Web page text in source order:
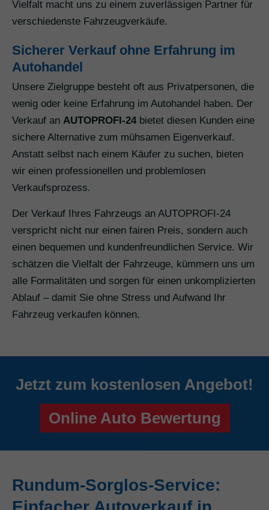
Vielfalt macht uns zu einem zuverlässigen Partner für
verschiedenste Fahrzeugverkäufe.
Sicherer Verkauf ohne Erfahrung im
Autohandel
Unsere Zielgruppe besteht oft aus Privatpersonen, die
wenig oder keine Erfahrung im Autohandel haben. Der
Verkauf an AUTOPROFI-24bietet diesen Kunden eine
sichere Alternative zum mühsamen Eigenverkauf.
Anstatt selbst nach einem Käufer zu suchen, bieten
wir einen professionellen und problemlosen
Verkaufsprozess.
Der Verkauf Ihres Fahrzeugs an AUTOPROFI-24
verspricht nicht nur einen fairen Preis, sondern auch
einen bequemen und kundenfreundlichen Service. Wir
schätzen die Vielfalt der Fahrzeuge, kümmern uns um
alle Formalitäten und sorgen für einen unkomplizierten
Ablauf – damit Sie ohne Stress und Aufwand Ihr
Fahrzeug verkaufen können.
Jetzt zum kostenlosen Angebot!
Online Auto Bewertung
Rundum-Sorglos-Service: